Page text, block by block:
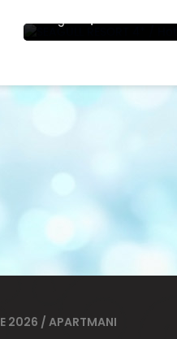
Hurgada|
2026 / APARTMANI